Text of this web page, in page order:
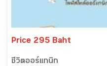
Price 295 Baht
ชีวิตออร์แกนิก